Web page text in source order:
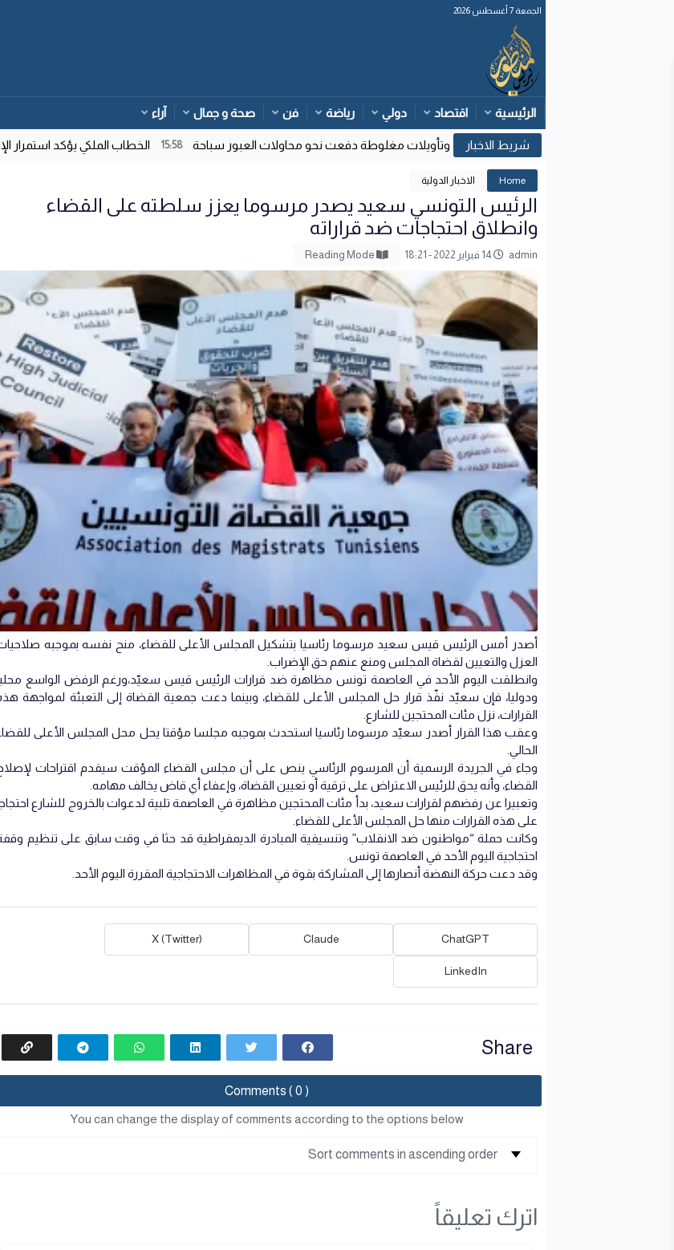
الجمعة 7 أغسطس 2026
الرئيسية اقتصاد دولي رياضة فن صحة و جمال آراء
وزارة الداخلية: قرارات قضائية إسبانية وتأويلات مغلوطة دفعت نحو محاولات العبور سباحة 15:58 الخطاب الملكي يؤكد استمرار
Home الاخبار الدولية
الرئيس التونسي سعيد يصدر مرسوما يعزز سلطته على القضاء
وانطلاق احتجاجات ضد قراراته
admin
أصدر أمس الرئيس قيس سعيد مرسوما رئاسيا بتشكيل المجلس الأعلى للقضاء، منح نفسه بموجبه
العزل والتعيين لقضاة المجلس ومنع عنهم حق الإضراب.
وانطلقت اليوم الأحد في العاصمة تونس مظاهرة ضد قرارات الرئيس قيس سعيّد،ورغم الرفض الواسع
ودوليا، فإن سعيّد نفّذ قرار حل المجلس الأعلى للقضاء، وبينما دعت جمعية القضاة إلى التعبئة لمواجهة
القرارات، نزل مئات المحتجين للشارع.
وعقب هذا القرار أصدر سعيّد مرسوما رئاسيا استحدث بموجبه مجلسا مؤقتا يحل محل المجلس الأعلى
الحالي.
وجاء في الجريدة الرسمية أن المرسوم الرئاسي ينص على أن مجلس القضاء المؤقت سيقدم اقتراحات
القضاء، وأنه يحق للرئيس الاعتراض على ترقية أو تعيين القضاة، وإعفاء أي قاض يخالف مهامه.
وتعبيرا عن رفضهم لقرارات سعيد، بدأ مئات المحتجين مظاهرة في العاصمة تلبية لدعوات بالخروج للشارع
على هذه القرارات منها حل المجلس الأعلى للقضاء.
وكانت حملة “مواطنون ضد الانقلاب” وتنسيقية المبادرة الديمقراطية قد حثا في وقت سابق على تنظيم
احتجاجية اليوم الأحد في العاصمة تونس.
وقد دعت حركة النهضة أنصارها إلى المشاركة بقوة في المظاهرات الاحتجاجية المقررة اليوم الأحد.
ChatGPT
Claude
X (Twitter)
LinkedIn
Share
Comments ( 0 )
You can change the display of comments according to the options below
اترك تعليقاً